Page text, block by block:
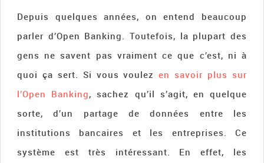
Depuis quelques années, on entend beaucoup
parler d’Open Banking. Toutefois, la plupart des
gens ne savent pas vraiment ce que c’est, ni à
quoi ça sert. Si vous voulezen savoir plus sur
l’Open Banking, sachez qu’il s’agit, en quelque
sorte, d’un partage de données entre les
institutions bancaires et les entreprises. Ce
système est très intéressant. En effet, les